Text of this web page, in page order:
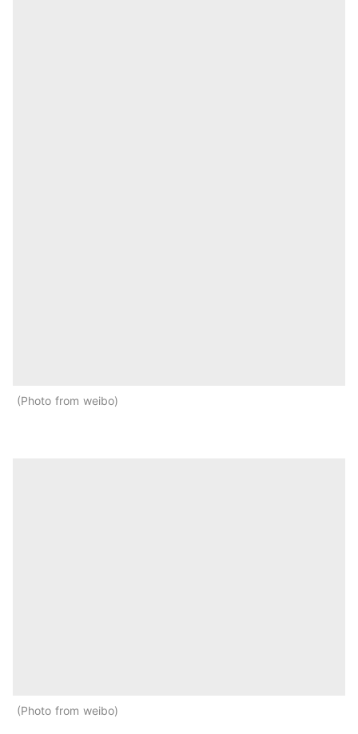
Photo from weibo
Photo from weibo